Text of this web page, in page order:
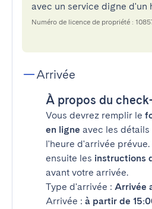
avec un service digne d'un
Numéro de licence de propriété :
Arrivée
À propos du
Vous devrez remplir le
en ligne avec les
l'heure d'arrivée
ensuite les instructions
avant votre arrivée.
Type d'arrivée : Arrivée
Arrivée : à partir de